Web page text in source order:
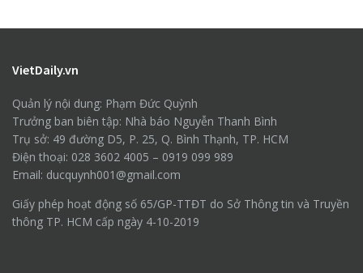
VietDaily.vn
Quản lý nội dung: Phạm Đức Quỳnh
Trưởng ban biên tập: Nhà báo Nguyễn Thanh Bình
Trụ sở: 49 đường D5, P. 25, Q. Bình Thạnh, TP. HCM
Điện thoại: 028 3602 4005 – 0919 099 989
Email: ducquynh001@gmail.com
Giấy phép hoạt động số 65/GP-TTĐT do Sở Thông tin và Truyền
thông TP. HCM cấp ngày 4-10-2019